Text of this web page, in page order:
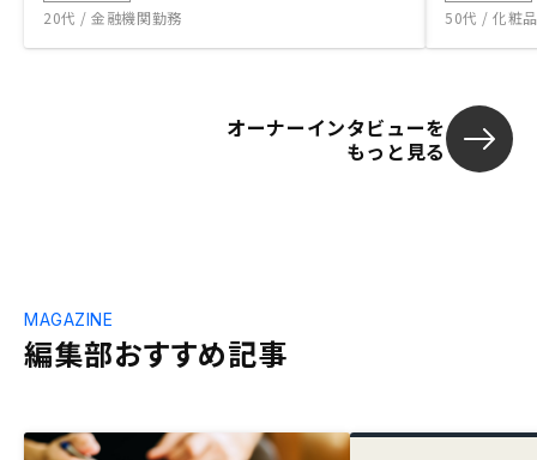
20代 / 金融機関勤務 50代 / 化粧
オーナーインタビューを
もっと見る
編集部おすすめ記事
MAGAZINE